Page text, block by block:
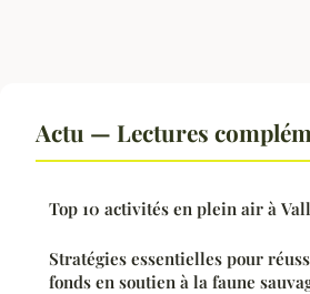
Actu — Lectures
Top 10 activités en plein air à
Stratégies essentielles pour
fonds en soutien à la faune